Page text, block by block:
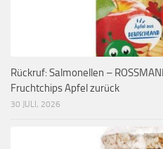
Rückruf: Salmonellen –
Fruchtchips Apfel zurück
30 JULI, 2026